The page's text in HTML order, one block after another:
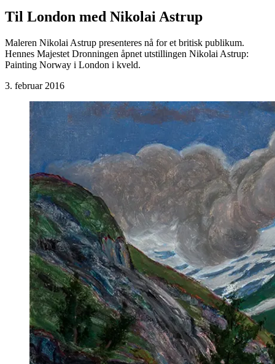
Til London med Nikolai Astrup
Maleren Nikolai Astrup presenteres nå for et britisk publikum.
Hennes Majestet Dronningen åpnet utstillingen Nikolai Astrup:
Painting Norway i London i kveld.
3. februar 2016